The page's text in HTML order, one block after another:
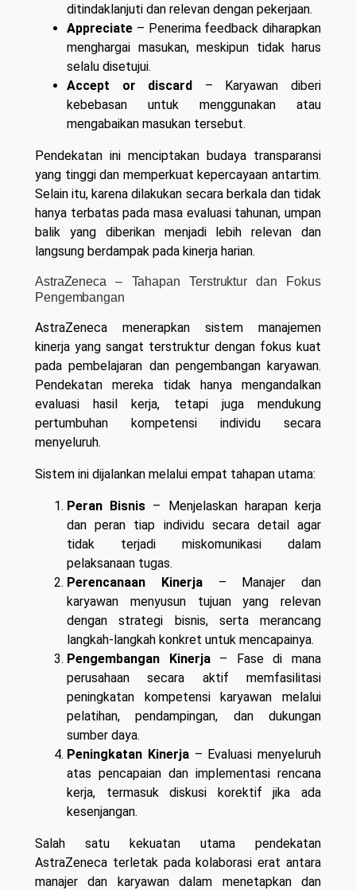
ditindaklanjuti dan relevan dengan pekerjaan.
Appreciate – Penerima feedback diharapkan
menghargai masukan, meskipun tidak harus
selalu disetujui.
Accept or discard – Karyawan diberi
kebebasan untuk menggunakan atau
mengabaikan masukan tersebut.
Pendekatan ini menciptakan budaya transparansi
yang tinggi dan memperkuat kepercayaan antartim.
Selain itu, karena dilakukan secara berkala dan tidak
hanya terbatas pada masa evaluasi tahunan, umpan
balik yang diberikan menjadi lebih relevan dan
langsung berdampak pada kinerja harian.
AstraZeneca – Tahapan Terstruktur dan Fokus
Pengembangan
AstraZeneca menerapkan sistem manajemen
kinerja yang sangat terstruktur dengan fokus kuat
pada pembelajaran dan pengembangan karyawan.
Pendekatan mereka tidak hanya mengandalkan
evaluasi hasil kerja, tetapi juga mendukung
pertumbuhan kompetensi individu secara
menyeluruh.
Sistem ini dijalankan melalui empat tahapan utama:
Peran Bisnis – Menjelaskan harapan kerja
dan peran tiap individu secara detail agar
tidak terjadi miskomunikasi dalam
pelaksanaan tugas.
Perencanaan Kinerja– Manajer dan
karyawan menyusun tujuan yang relevan
dengan strategi bisnis, serta merancang
langkah-langkah konkret untuk mencapainya.
Pengembangan Kinerja– Fase di mana
perusahaan secara aktif memfasilitasi
peningkatan kompetensi karyawan melalui
pelatihan, pendampingan, dan dukungan
sumber daya.
Peningkatan Kinerja– Evaluasi menyeluruh
atas pencapaian dan implementasi rencana
kerja, termasuk diskusi korektif jika ada
kesenjangan.
Salah satu kekuatan utama pendekatan
AstraZeneca terletak pada kolaborasi erat antara
manajer dan karyawan dalam menetapkan dan